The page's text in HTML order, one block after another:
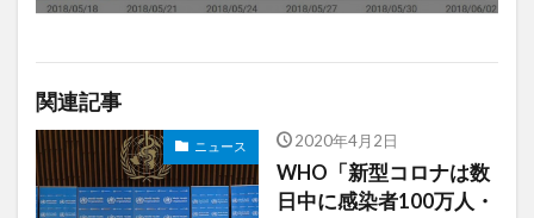
関連記事
ニュース 2020年4月2日
WHO「新型コロナは数
日中に感染者100万人・